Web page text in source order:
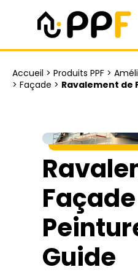
Accueil > Produits PPF >
> Façade > Ravalement de
Façade
Guide